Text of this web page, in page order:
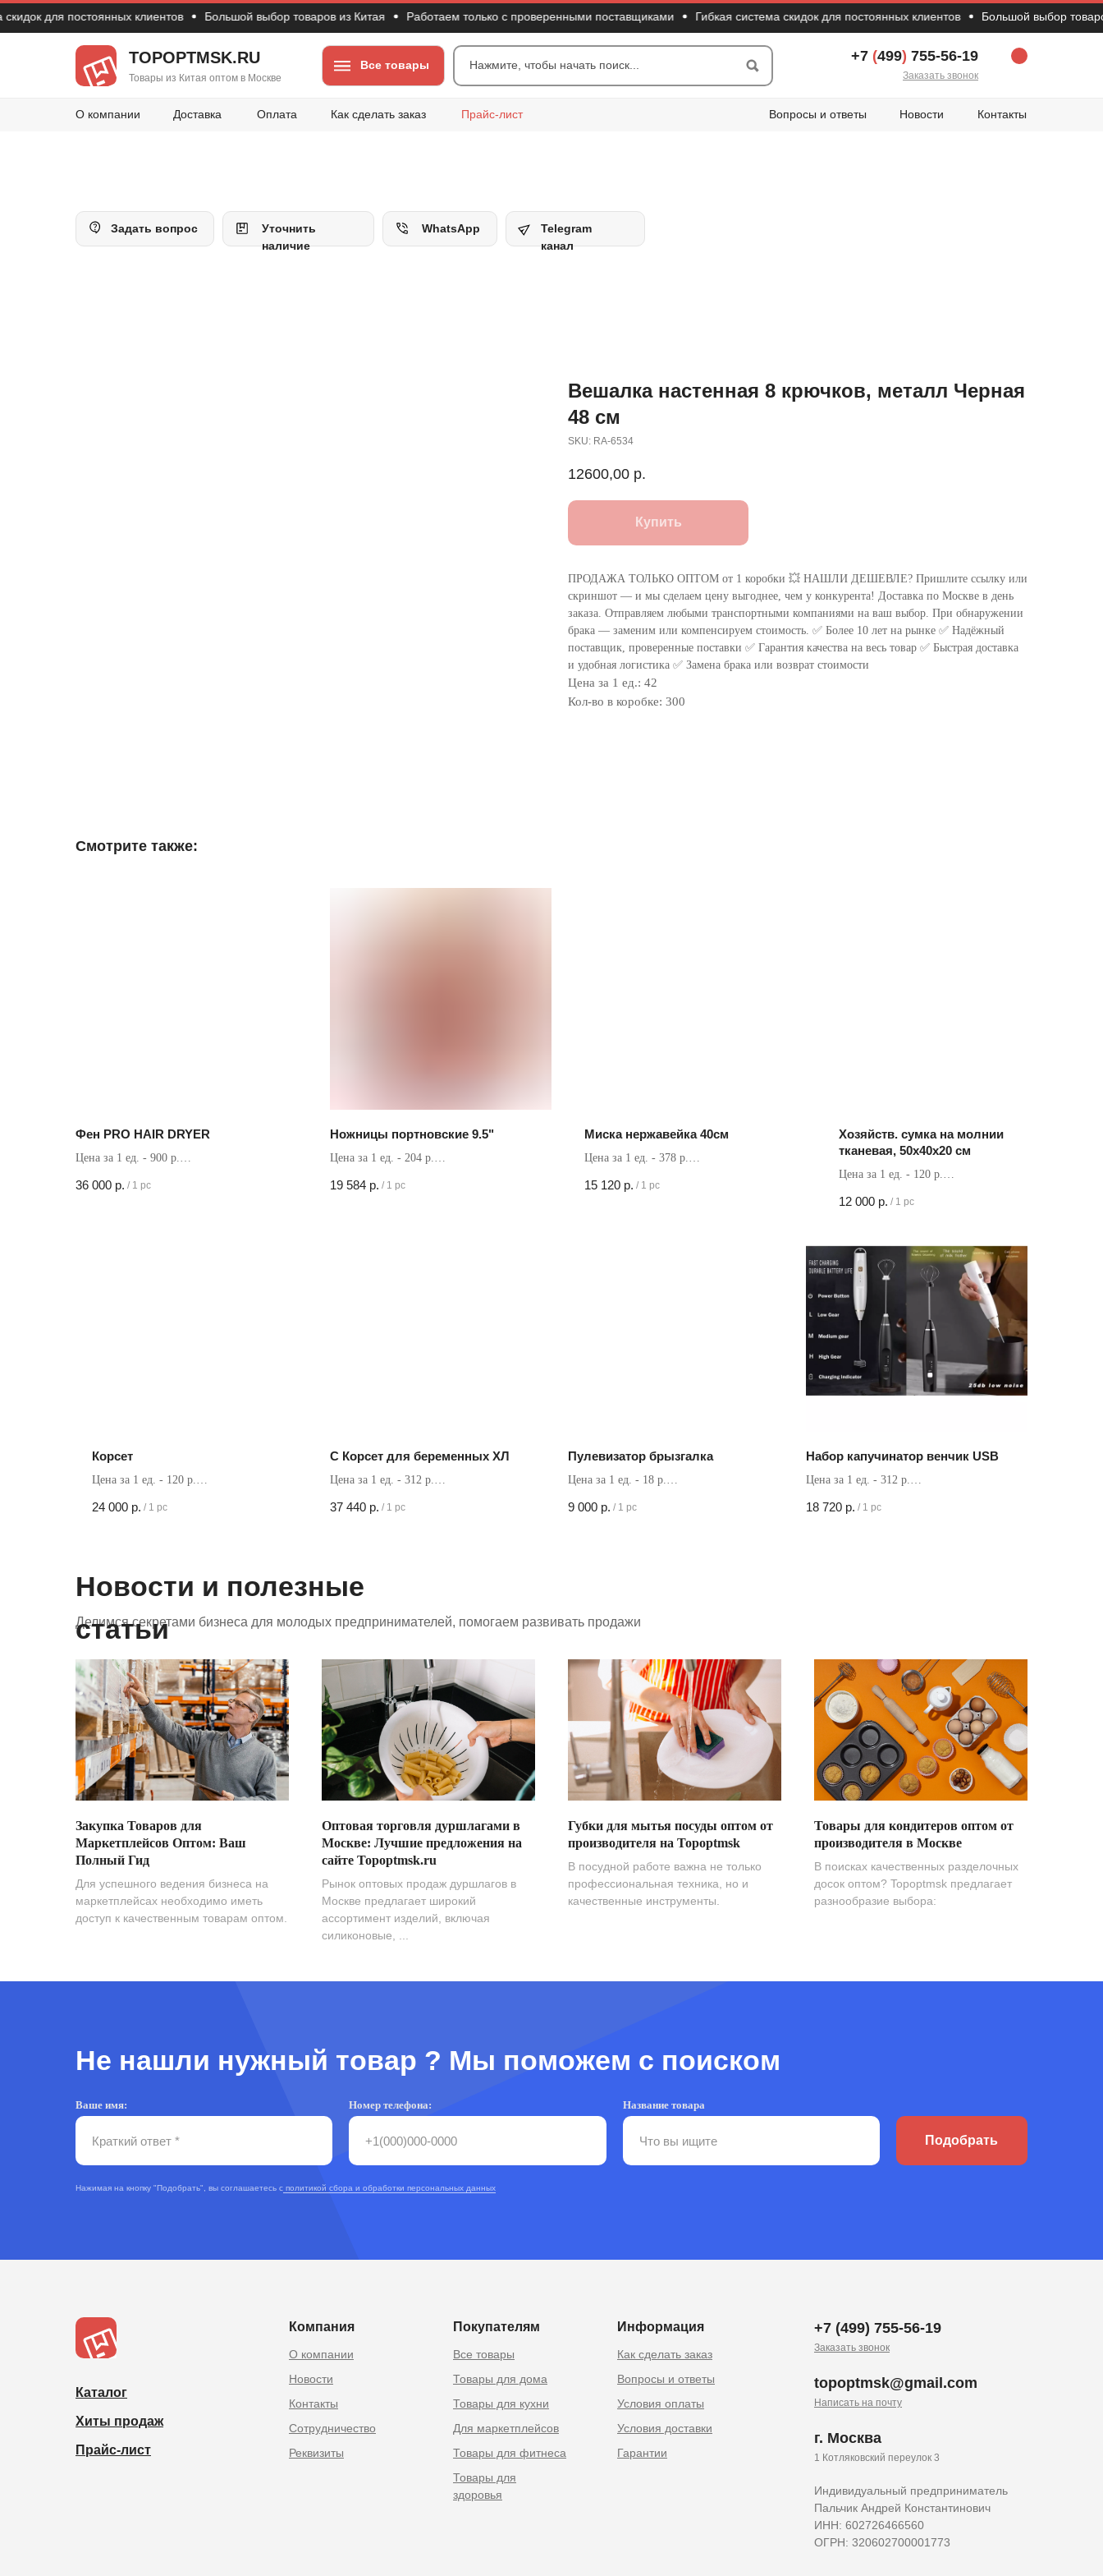
для постоянных клиентов Большой выбор товаров из Китая Работаем только с проверенными поставщиками Гибкая система скидок для постоянных клиентов Большой выбор товаров из
TOPOPTMSK.RU
Товары из Китая оптом в Москве
Нажмите, чтобы начать поиск...
Все товары
+7 (499) 755-56-19
Заказать звонок
О компании Доставка Оплата Как сделать заказ Вопросы и ответы Новости Контакты
Прайс-лист
Уточнить
наличие
Задать вопрос WhatsApp
Telegram
канал
Вешалка настенная 8 крючков, металл Черная
48 см
SKU: RA-6534
12600,00 р.
Купить
ПРОДАЖА ТОЛЬКО ОПТОМ от 1 коробки 💥 НАШЛИ ДЕШЕВЛЕ? Пришлите ссылку или
скриншот — и мы сделаем цену выгоднее, чем у конкурента! Доставка по Москве в день
заказа. Отправляем любыми транспортными компаниями на ваш выбор. При обнаружении
брака — заменим или компенсируем стоимость. ✅ Более 10 лет на рынке ✅ Надёжный
поставщик, проверенные поставки ✅ Гарантия качества на весь товар ✅ Быстрая доставка
и удобная логистика ✅ Замена брака или возврат стоимости
Цена за 1 ед.: 42
Кол-во в коробке: 300
Смотрите также:
Фен PRO HAIR DRYER
Цена за 1 ед. - 900 р.
36 000 р. / 1 pc
Ножницы портновские 9.5"
Цена за 1 ед. - 204 р.
19 584 р. / 1 pc
Миска нержавейка 40см
Цена за 1 ед. - 378 р.
15 120 р. / 1 pc
Хозяйств. сумка на молнии
тканевая, 50х40х20 см
Цена за 1 ед. - 120 р.
12 000 р. / 1 pc
Корсет
Цена за 1 ед. - 120 р.
24 000 р. / 1 pc
С Корсет для беременных ХЛ
Цена за 1 ед. - 312 р.
37 440 р. / 1 pc
Пулевизатор брызгалка
Цена за 1 ед. - 18 р.
9 000 р. / 1 pc
Набор капучинатор венчик USB
Цена за 1 ед. - 312 р.
18 720 р. / 1 pc
Новости и полезные
статьи
Делимся секретами бизнеса для молодых предпринимателей, помогаем развивать продажи
Закупка Товаров для
Маркетплейсов Оптом: Ваш
Полный Гид
Для успешного ведения бизнеса на
маркетплейсах необходимо иметь
доступ к качественным товарам оптом.
Оптовая торговля дуршлагами в
Москве: Лучшие предложения на
сайте Topoptmsk.ru
Рынок оптовых продаж дуршлагов в
Москве предлагает широкий
ассортимент изделий, включая
силиконовые, ...
Губки для мытья посуды оптом от
производителя на Topoptmsk
В посудной работе важна не только
профессиональная техника, но и
качественные инструменты.
Товары для кондитеров оптом от
производителя в Москве
В поисках качественных разделочных
досок оптом? Topoptmsk предлагает
разнообразие выбора:
Не нашли нужный товар ? Мы поможем с поиском
Ваше имя: Номер телефона: Название товара
Подобрать
Нажимая на кнопку "Подобрать", вы соглашаетесь с политикой сбора и обработки персональных данных
Компания Покупателям Информация
Как сделать заказ
Вопросы и ответы
Условия оплаты
Индивидуальный предприниматель
Пальчик Андрей Константинович
ИНН: 602726466560
ОГРН: 320602700001773
Гарантии
Все товары
Товары для дома
Товары для кухни
О компании
Новости
Контакты
Сотрудничество
Для маркетплейсов
Товары для фитнеса
Товары для
здоровья
Реквизиты
+7 (499) 755-56-19
Заказать звонок
topoptmsk@gmail.com
Написать на почту
г. Москва
1 Котляковский переулок 3
Каталог
Хиты продаж
Прайс-лист
Условия доставки